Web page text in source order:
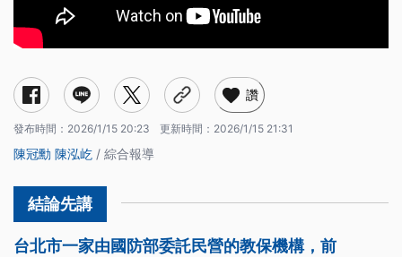
讚
發布時間： 2026/1/15 20:23 更新時間： 2026/1/15 21:31
陳冠勳 陳泓屹 / 綜合報導
台北市一家由國防部委託民營的教保機構，前